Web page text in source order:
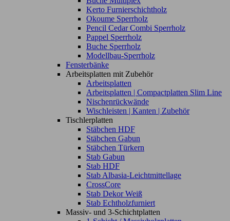
Kerto Furnierschichtholz
Okoume Sperrholz
Pencil Cedar Combi Sperrholz
Pappel Sperrholz
Buche Sperrholz
Modellbau-Sperrholz
Fensterbänke
Arbeitsplatten mit Zubehör
Arbeitsplatten
Arbeitsplatten | Compactplatten Slim Line
Nischenrückwände
Wischleisten | Kanten | Zubehör
Tischlerplatten
Stäbchen HDF
Stäbchen Gabun
Stäbchen Türkern
Stab Gabun
Stab HDF
Stab Albasia-Leichtmittellage
CrossCore
Stab Dekor Weiß
Stab Echtholzfurniert
Massiv- und 3-Schichtplatten